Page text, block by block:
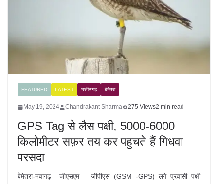
FEATURED LATEST छत्तीसगढ़ बेमेतरा
May 19, 2024 Chandrakant Sharma 275 Views2 min read
GPS Tag से लैस पक्षी, 5000-6000
किलोमीटर सफ़र तय कर पहुचते हैं गिधवा
परसदा
बेमेतरा-नवागढ़। जीएसएम – जीपीएस (GSM -GPS) लगे प्रवासी पक्षी